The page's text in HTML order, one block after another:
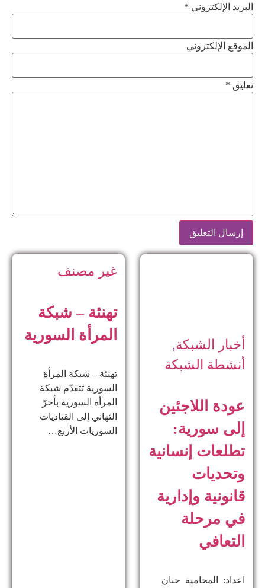
البريد الإلكتروني *
الموقع الإلكتروني
تعليق *
أخبار الشبكة,
أنشطة الشبكة
عودة اللاجئين
إلى سورية:
تطلعات إنسانية
وتحديات
قانونية وإدارية
في مرحلة
التعافي
اعداد: المحامية حنان
غير مصنف
تهنئة – شبكة
المرأة السورية
تهنئة – شبكة المرأة
السورية تتقدّم شبكة
المرأة السورية بأحرّ
التهاني إلى القياديات
السوريات الأربع…